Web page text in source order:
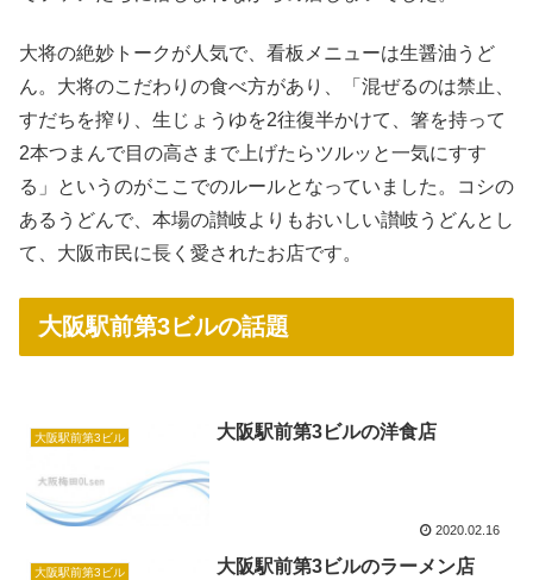
大将の絶妙トークが人気で、看板メニューは生醤油うど
ん。大将のこだわりの食べ方があり、「混ぜるのは禁止、
すだちを搾り、生じょうゆを2往復半かけて、箸を持って
2本つまんで目の高さまで上げたらツルッと一気にすす
る」というのがここでのルールとなっていました。コシの
あるうどんで、本場の讃岐よりもおいしい讃岐うどんとし
て、大阪市民に長く愛されたお店です。
大阪駅前第3ビルの話題
大阪駅前第3ビル 大阪駅前第3ビルの洋食店
2020.02.16
大阪駅前第3ビル 大阪駅前第3ビルのラーメン店